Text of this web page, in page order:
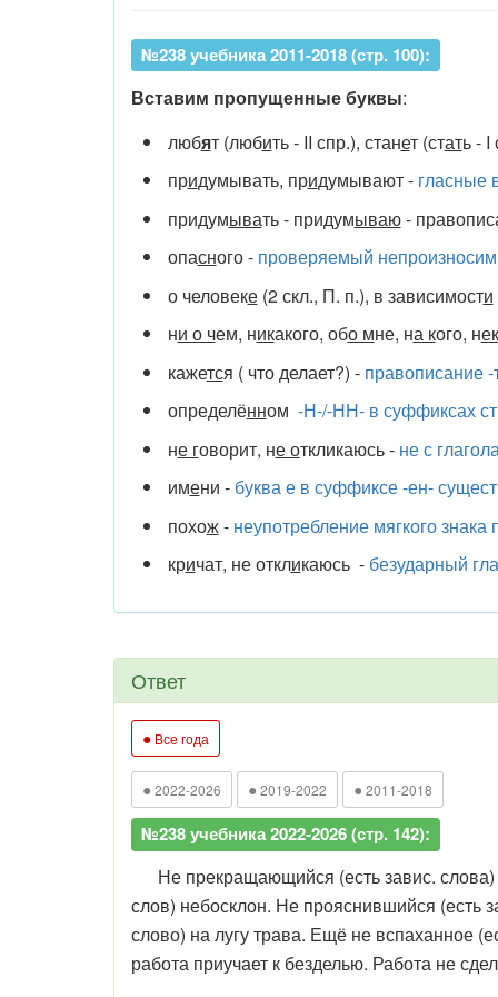
№238 учебника 2011-2018 (стр. 100):
Вставим пропущенные буквы:
любят (любить - II спр.), станет (стать -
придумывать, придумывают - гласные
придумывать - придумываю-
опасного - проверяемый
о человеке(2 скл., П. п.), в зависимости
ни о чем, никакого, обо мне, на кого, нек
кажется ( что делает?) - правописание -
определённом -Н-/-НН- в суффиксах
не говорит, не откликаюсь - не с
имени - буква е в суффиксе -ен-
похож- неупотребление мягкого
кричат, не откликаюсь - безударный
Ответ
● Все года
● 2022-2026 ● 2019-2022 ● 2011-2018
№238 учебника 2022-2026 (стр. 142):
Не прекращающийся (есть завис. слова)
слов) небосклон. Не прояснившийся (есть
слово) на лугу трава. Ещё не вспаханное
работа приучает к безделью. Работа не